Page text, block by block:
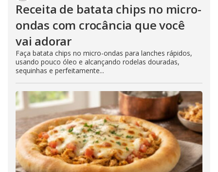
Receita de batata chips no micro-
ondas com crocância que você
vai adorar
Faça batata chips no micro-ondas para lanches rápidos,
usando pouco óleo e alcançando rodelas douradas,
sequinhas e perfeitamente...